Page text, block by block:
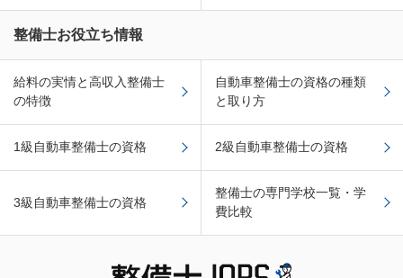
整備士お役立ち情報
給料の実情と高収入整備士
の特徴
自動車整備士の資格の種類
と取り方
1級自動車整備士の資格 2級自動車整備士の資格
3級自動車整備士の資格
整備士の専門学校一覧・学
費比較